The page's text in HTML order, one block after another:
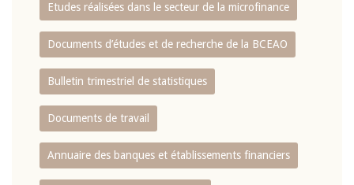
Etudes réalisées dans le secteur de la microfinance
Documents d’études et de recherche de la BCEAO
Bulletin trimestriel de statistiques
Documents de travail
Annuaire des banques et établissements financiers